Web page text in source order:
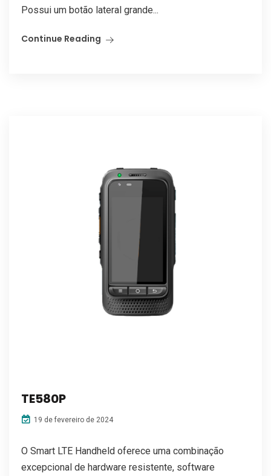
Possui um botão lateral grande...
Continue Reading
TE580P
19 de fevereiro de 2024
O Smart LTE Handheld oferece uma combinação
excepcional de hardware resistente, software